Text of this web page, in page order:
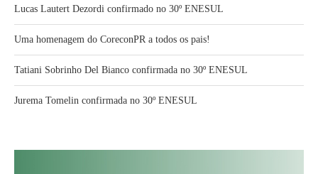
Lucas Lautert Dezordi confirmado no 30º ENESUL
Uma homenagem do CoreconPR a todos os pais!
Tatiani Sobrinho Del Bianco confirmada no 30º ENESUL
Jurema Tomelin confirmada no 30º ENESUL